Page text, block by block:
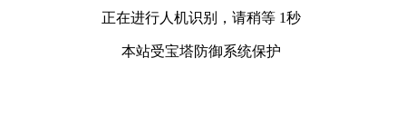
正在进行人机识别，请稍等 1秒
本站受宝塔防御系统保护